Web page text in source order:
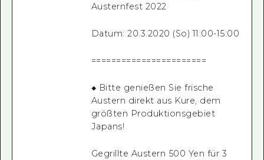
Austernfest 2022
Datum: 20.3.2020 (So) 11:00-15:00
=======================
◆ Bitte genießen Sie frische
Austern direkt aus Kure, dem
größten Produktionsgebiet
Japans!
Gegrillte Austern 500 Yen für 3